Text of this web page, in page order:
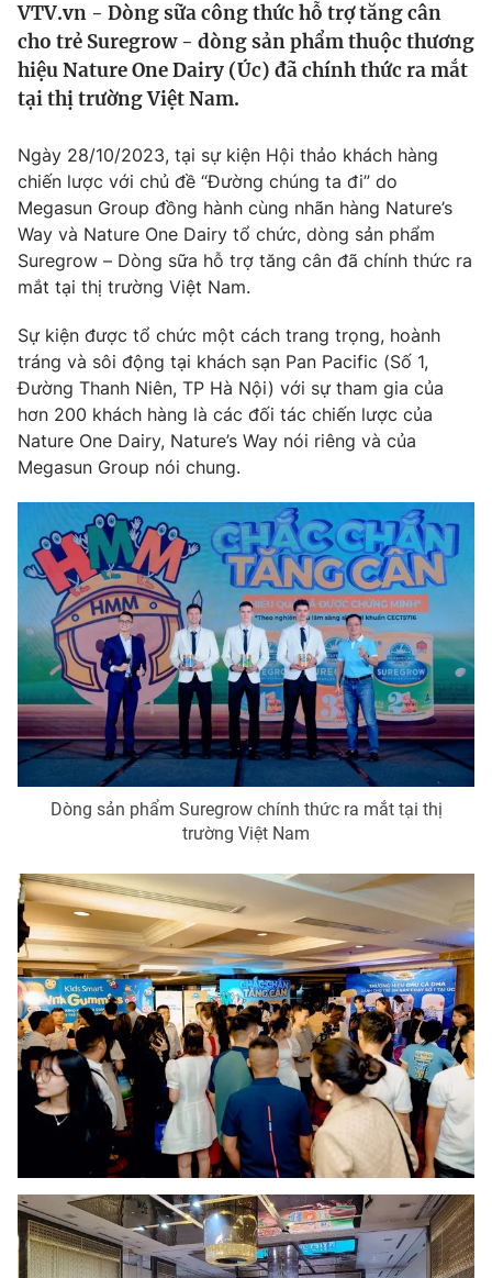
Thế giới
Tin tức
Thế giới đó đây
Câu chuyện quốc tế
Tài chính
Thị trường
Góc doanh nghiệp
Dữ liệu và đời sống
Truyền hình
Phim VTV
Hậu trường
Nhân vật
Khán giả
Giải sao mai
Điện ảnh
Âm nhạc
Sao
Đời sống
Du lịch
Làm đẹp
Chất lượng cuộc sống
Giáo dục
Học trực tuyến
Công nghệ
Hitech Công nghệ tương lai
Sản phẩm
Thị trường
Tư vấn
Giao lưu trực tuyến
Lịch phát sóng
Chuyên mục khác
Emagazine Podcast
Photo Infographic
Video Shorts video
VTV Money VTV Thể thao
VTV Sức khoẻ Bất động sản
Thị trường 24h Tấm lòng Việt
Vươn mình bằng AI
VTV9 VTV8
Liên hệ tòa soạn English
VTV.vn - Dòng sữa công thức hỗ trợ tăng cân
cho trẻ Suregrow - dòng sản phẩm thuộc thương
hiệu Nature One Dairy (Úc) đã chính thức ra mắt
tại thị trường Việt Nam.
Ngày 28/10/2023, tại sự kiện Hội thảo khách hàng
chiến lược với chủ đề “Đường chúng ta đi” do
Megasun Group đồng hành cùng nhãn hàng Nature’s
Way và Nature One Dairy tổ chức, dòng sản phẩm
Suregrow – Dòng sữa hỗ trợ tăng cân đã chính thức ra
mắt tại thị trường Việt Nam.
Sự kiện được tổ chức một cách trang trọng, hoành
tráng và sôi động tại khách sạn Pan Pacific (Số 1,
Đường Thanh Niên, TP Hà Nội) với sự tham gia của
hơn 200 khách hàng là các đối tác chiến lược của
Nature One Dairy, Nature’s Way nói riêng và của
Megasun Group nói chung.
Dòng sản phẩm Suregrow chính thức ra mắt tại thị
trường Việt Nam